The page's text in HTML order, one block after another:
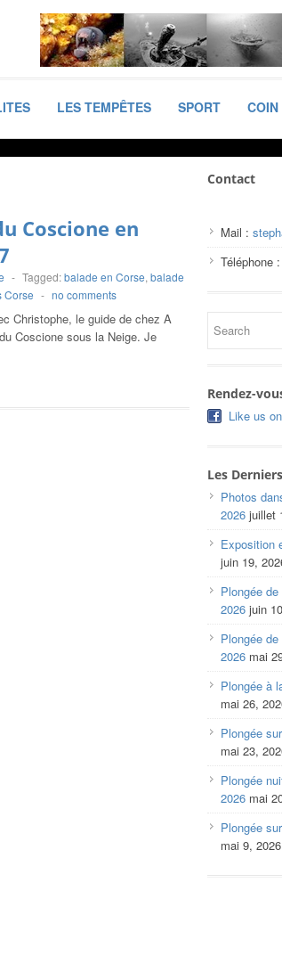
LES TEMPÊTES SPORT COIN
Coscione en
- Tagged:balade en Corse, balade
Corse - no comments
Christophe, le guide de chez A
Coscione sous la Neige. Je
Contact
Mail :
Téléphone
Rendez-
Like us
Les
Photos
2026 juillet
Exposition
juin 19,
Plongée
2026 juin
Plongée
2026 mai
Plongée à
mai 26,
Plongée
mai 23,
Plongée
2026 mai
Plongée
mai 9, 2026